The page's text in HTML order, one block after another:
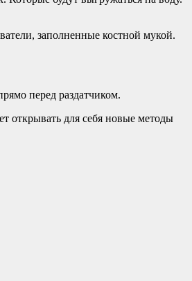
заполненные костной мукой.
перед раздатчиком.
открывать для себя новые методы